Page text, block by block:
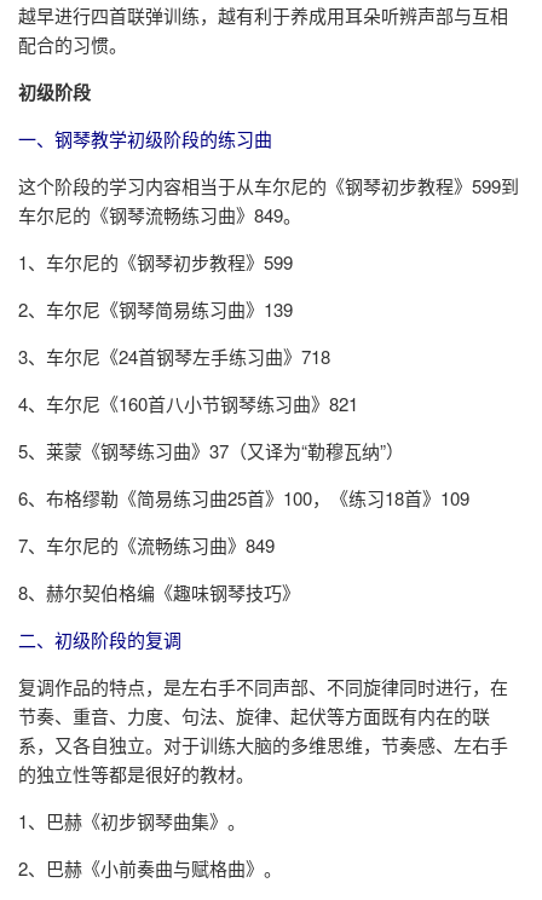
越早进行四首联弹训练，越有利于养成用耳朵听辨声部与互相
配合的习惯。
初级阶段
一、钢琴教学初级阶段的练习曲
这个阶段的学习内容相当于从车尔尼的《钢琴初步教程》599到
车尔尼的《钢琴流畅练习曲》849。
1、车尔尼的《钢琴初步教程》599
2、车尔尼《钢琴简易练习曲》139
3、车尔尼《24首钢琴左手练习曲》718
4、车尔尼《160首八小节钢琴练习曲》821
5、莱蒙《钢琴练习曲》37（又译为“勒穆瓦纳”）
6、布格缪勒《简易练习曲25首》100，《练习18首》109
7、车尔尼的《流畅练习曲》849
8、赫尔契伯格编《趣味钢琴技巧》
二、初级阶段的复调
复调作品的特点，是左右手不同声部、不同旋律同时进行，在
节奏、重音、力度、句法、旋律、起伏等方面既有内在的联
系，又各自独立。对于训练大脑的多维思维，节奏感、左右手
的独立性等都是很好的教材。
1、巴赫《初步钢琴曲集》。
2、巴赫《小前奏曲与赋格曲》。